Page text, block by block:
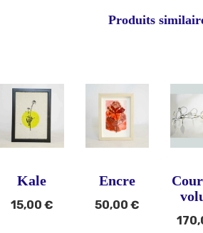
Produits
Kale
15,00 €
Encre
50,00 €